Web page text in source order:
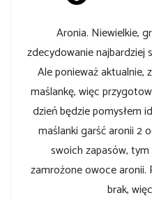
Aronia. Niewielkie,
zdecydowanie najbardziej
Ale ponieważ aktualnie,
maślankę, więc
dzień będzie pomysłem
maślanki garść aronii 2
swoich zapasów,
zamrożone owoce aronii.
brak,